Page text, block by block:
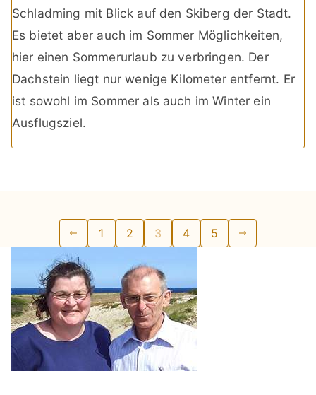
Schladming mit Blick auf den Skiberg der Stadt.
Es bietet aber auch im Sommer Möglichkeiten,
hier einen Sommerurlaub zu verbringen. Der
Dachstein liegt nur wenige Kilometer entfernt. Er
ist sowohl im Sommer als auch im Winter ein
Ausflugsziel.
Seitennummerierung
der
Beiträge
1 2 3 4 5